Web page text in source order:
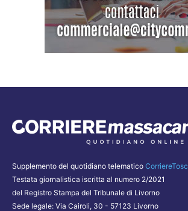
Supplemento del quotidiano telematico
Testata giornalistica iscritta al numero 2/2021
del Registro Stampa del Tribunale di Livorno
Sede legale: Via Cairoli, 30 - 57123 Livorno